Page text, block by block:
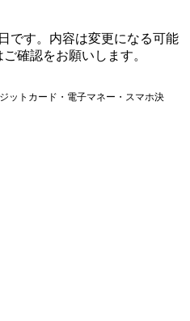
です。内容は変更になる可能
確認をお願いします。
ットカード・電子マネー・スマホ決